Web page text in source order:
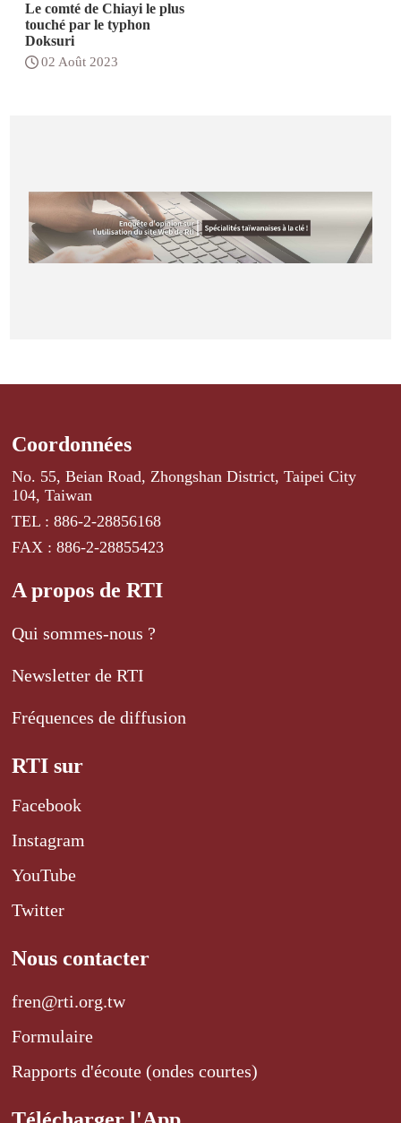
Le comté de Chiayi le plus
touché par le typhon
Doksuri
02 Août 2023
Coordonnées
No. 55, Beian Road, Zhongshan District, Taipei City
104, Taiwan
TEL : 886-2-28856168
FAX : 886-2-28855423
A propos de RTI
Qui sommes-nous ?
Newsletter de RTI
Fréquences de diffusion
RTI sur
Facebook
Instagram
YouTube
Twitter
Nous contacter
fren@rti.org.tw
Formulaire
Rapports d'écoute (ondes courtes)